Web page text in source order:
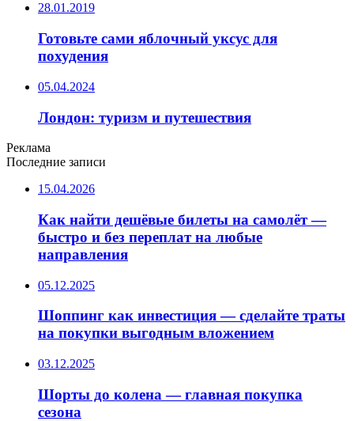
28.01.2019
Готовьте сами яблочный уксус для
похудения
05.04.2024
Лондон: туризм и путешествия
Реклама
Последние записи
15.04.2026
Как найти дешёвые билеты на самолёт —
быстро и без переплат на любые
направления
05.12.2025
Шоппинг как инвестиция — сделайте траты
на покупки выгодным вложением
03.12.2025
Шорты до колена — главная покупка
сезона